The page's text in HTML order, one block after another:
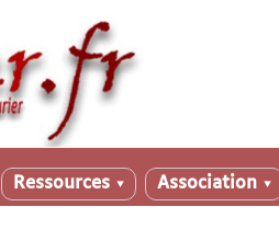
Ressources ▼ Association ▼